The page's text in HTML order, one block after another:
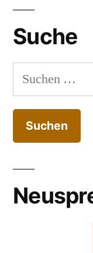
Suche
Suchen
nach: